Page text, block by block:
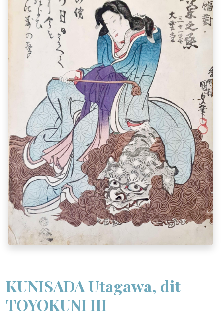
KUNISADA Utagawa, dit
TOYOKUNI III